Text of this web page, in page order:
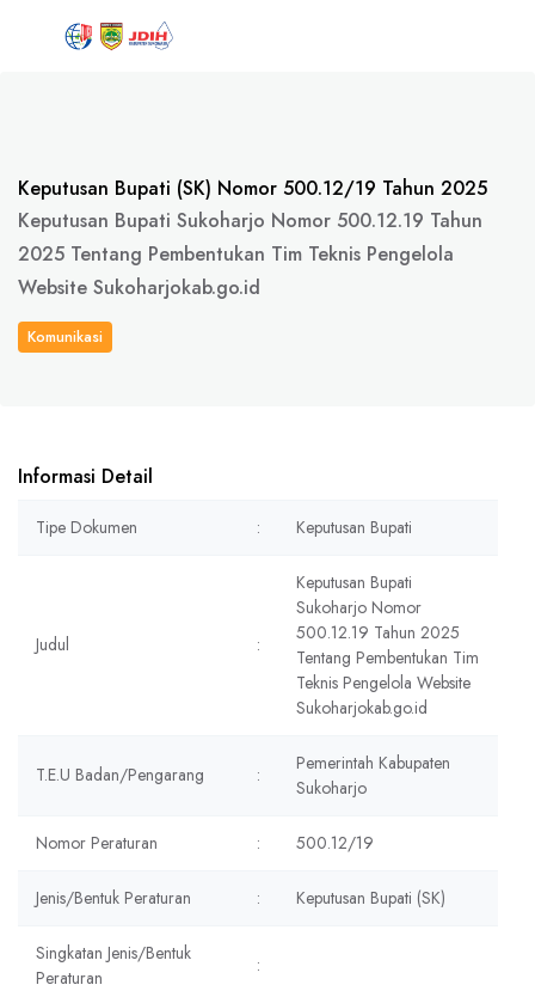
Keputusan Bupati (SK) Nomor 500.12/19 Tahun 2025
Keputusan Bupati Sukoharjo Nomor 500.12.19 Tahun
2025 Tentang Pembentukan Tim Teknis Pengelola
Website Sukoharjokab.go.id
Komunikasi
Informasi Detail
Tipe Dokumen : Keputusan Bupati
Judul :
Keputusan Bupati
Sukoharjo Nomor
500.12.19 Tahun 2025
Tentang Pembentukan Tim
Teknis Pengelola Website
Sukoharjokab.go.id
T.E.U Badan/Pengarang :
Pemerintah Kabupaten
Sukoharjo
Nomor Peraturan : 500.12/19
Jenis/Bentuk Peraturan : Keputusan Bupati (SK)
Singkatan Jenis/Bentuk
Peraturan
: